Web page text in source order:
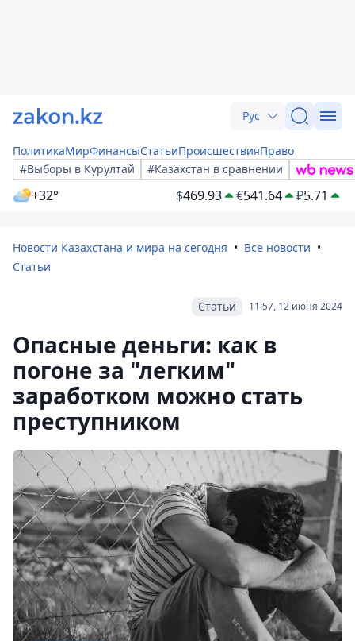
Рус
ПолитикаМирФинансыСтатьиПроисшествияПраво
#Выборы в Курултай
#Казахстан в сравнении
+32° $469.93 €541.64 ₽5.71
Новости Казахстана и мира на сегодня
Все новости
Статьи
11:57, 12 июня 2024
Статьи
Опасные деньги: как в
погоне за "легким"
заработком можно стать
преступником